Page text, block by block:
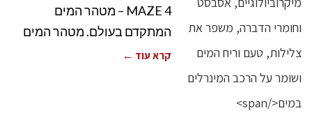
4 MAZE – מטהר המים
המתקדם בעולם. מטהר המים
קרא עוד ←